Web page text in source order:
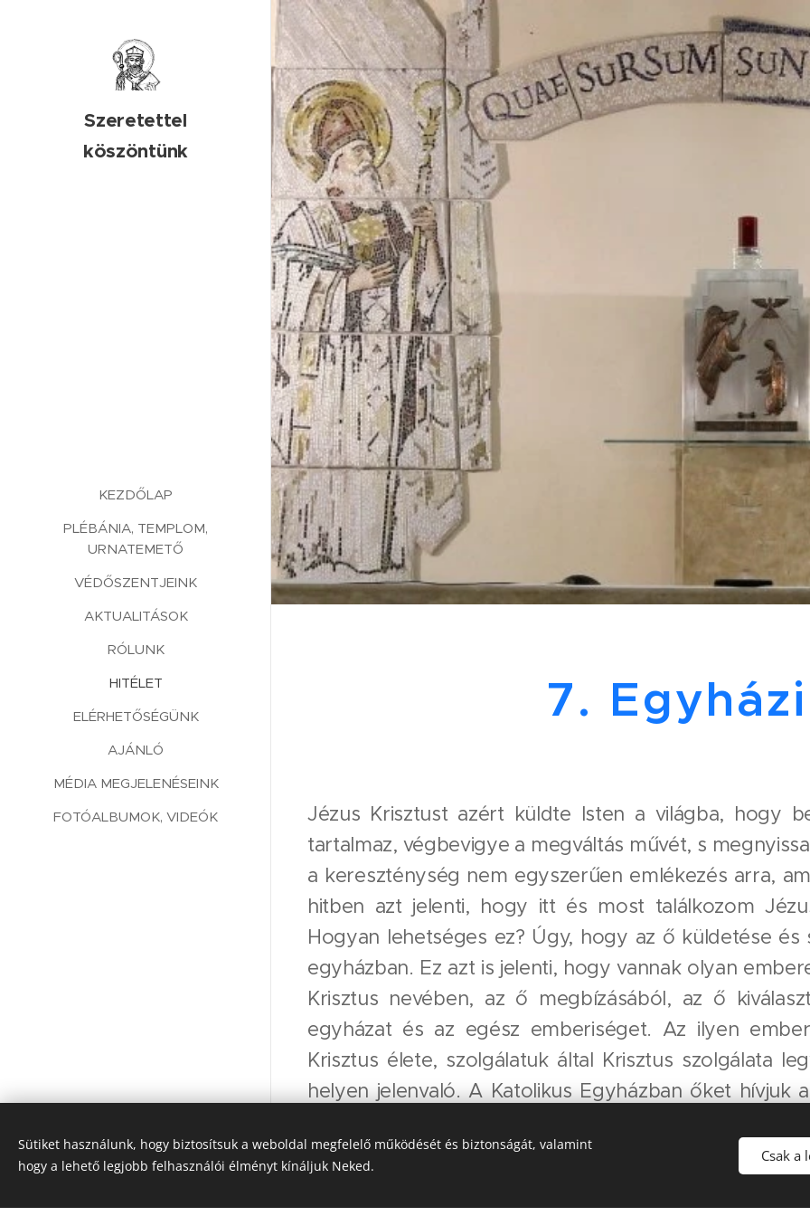
Szeretettel
köszöntünk
KEZDŐLAP
PLÉBÁNIA, TEMPLOM,
URNATEMETŐ
VÉDŐSZENTJEINK
AKTUALITÁSOK
RÓLUNK
HITÉLET
ELÉRHETŐSÉGÜNK
AJÁNLÓ
MÉDIA MEGJELENÉSEINK
FOTÓALBUMOK, VIDEÓK
7.
Jézus Krisztust azért küldte Isten a világba, hogy
tartalmaz, végbevigye a megváltás művét, s
a kereszténység nem egyszerűen emlékezés arra,
hitben azt jelenti, hogy itt és most találkozom
Hogyan lehetséges ez? Úgy, hogy az ő küldetése
egyházban. Ez azt is jelenti, hogy vannak olyan
Krisztus nevében, az ő megbízásából, az ő
egyházat és az egész emberiséget. Az ilyen
Krisztus élete, szolgálatuk által Krisztus szolgálata
helyen jelenvaló. A Katolikus Egyházban őket hívjuk
egész életre szóló és feltételekhez nem kötött,
a kiválasztott férfit Jézussal, s rajta keresztül az
© 2022 Szent Adalbert Plébánia, 1119
Budapest, Etele út 3.
Sütiket használunk, hogy biztosítsuk a weboldal megfelelő működését és biztonságát, valamint
hogy a lehető legjobb felhasználói élményt kínáljuk Neked.
Csak a